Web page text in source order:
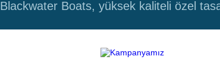
Blackwater Boats, yüksek kaliteli özel